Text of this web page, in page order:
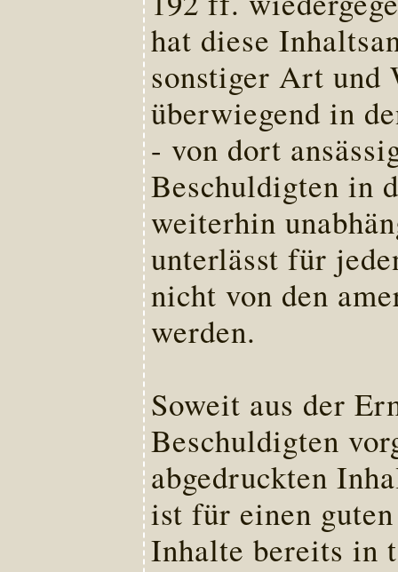
hat diese
sonstiger Art und
überwiegend in
- von dort
Beschuldigten in
weiterhin
unterlässt für
nicht von den
werden.
Soweit aus der
Beschuldigten
abgedruckten
ist für einen
Inhalte bereits in